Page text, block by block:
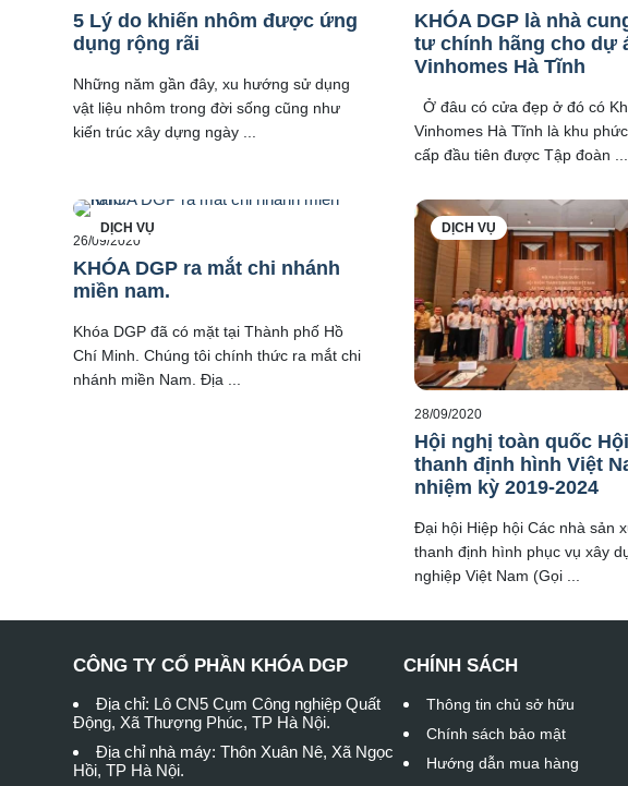
5 Lý do khiến nhôm được ứng
dụng rộng rãi
Những năm gần đây, xu hướng sử dụng
vật liệu nhôm trong đời sống cũng như
kiến trúc xây dựng ngày ...
KHÓA DGP là nhà
tư chính hãng cho dự
Vinhomes Hà Tĩnh
Ở đâu có cửa đẹp ở đó có
Vinhomes Hà Tĩnh là khu
cấp đầu tiên được Tập đoàn ...
DỊCH VỤ
26/09/2020
KHÓA DGP ra mắt chi nhánh
miền nam.
Khóa DGP đã có mặt tại Thành phố Hồ
Chí Minh. Chúng tôi chính thức ra mắt chi
nhánh miền Nam. Địa ...
DỊCH VỤ
28/09/2020
Hội nghị toàn quốc
thanh định hình Việt
nhiệm kỳ 2019-2024
Đại hội Hiệp hội Các nhà sản
thanh định hình phục vụ xây
nghiệp Việt Nam (Gọi ...
CÔNG TY CỔ PHẦN KHÓA DGP
Địa chỉ: Lô CN5 Cụm Công nghiệp Quất
Động, Xã Thượng Phúc, TP Hà Nội.
Địa chỉ nhà máy: Thôn Xuân Nê, Xã Ngọc
Hồi, TP Hà Nội.
CHÍNH SÁCH
Thông tin chủ sở hữu
Chính sách bảo mật
Hướng dẫn mua hàng